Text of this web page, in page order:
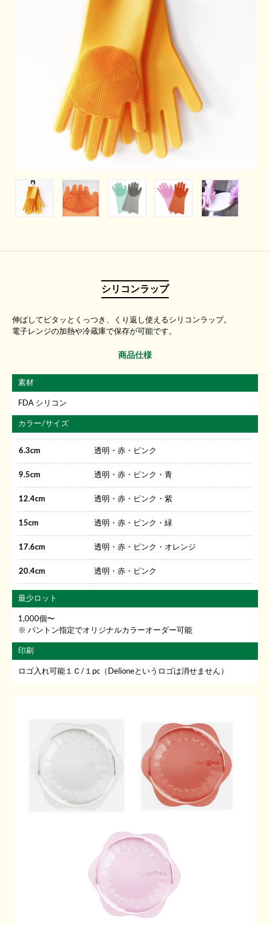
シリコンラップ
伸ばしてピタッとくっつき、くり返し使えるシリコンラップ。
電子レンジの加熱や冷蔵庫で保存が可能です。
商品仕様
素材
FDA シリコン
カラー/サイズ
6.3cm 透明・赤・ピンク
9.5cm 透明・赤・ピンク・青
12.4cm 透明・赤・ピンク・紫
15cm 透明・赤・ピンク・緑
17.6cm 透明・赤・ピンク・オレンジ
20.4cm 透明・赤・ピンク
最少ロット
1,000個〜
パントン指定でオリジナルカラーオーダー可能
印刷
ロゴ入れ可能１Ｃ/１pc（Delioneというロゴは消せません）